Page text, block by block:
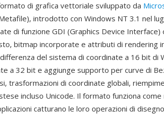
di grafica vettoriale sviluppato da
introdotto con Windows NT 3.1 nel
di funzione GDI (Graphics Device Interface)
bitmap incorporate e attributi di rendering
del sistema di coordinate a 16 bit di
a 32 bit e aggiunge supporto per curve di
trasformazioni di coordinate globali,
incluso Unicode. Il formato funziona come
catturano le loro operazioni di